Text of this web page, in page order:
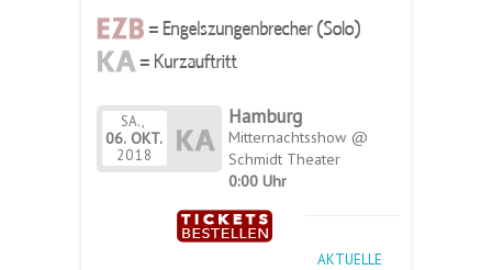
SA.,
06. OKT.
2018
Hamburg
Mitternachtsshow @
Schmidt Theater
0:00 Uhr
AKTUELLE